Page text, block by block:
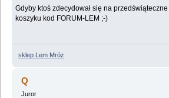
Gdyby ktoś zdecydował się na
koszyku kod FORUM-LEM ;-)
sklep Lem Mróz
Q
Juror